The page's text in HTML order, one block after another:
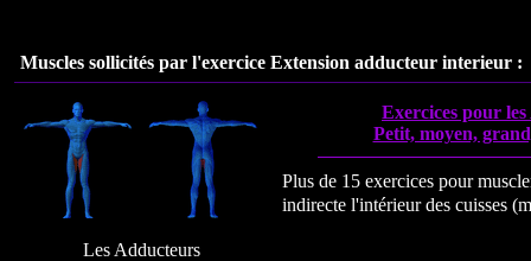
Muscles sollicités par l'exercice Extension adducteur interieur :
Exercices pour
Petit, moyen,
Plus de 15 exercices pour
indirecte l'intérieur des cuisses
Les Adducteurs